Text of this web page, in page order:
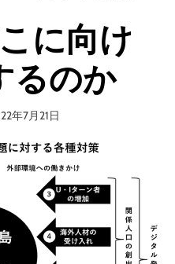
に向け
るのか
年7月21日